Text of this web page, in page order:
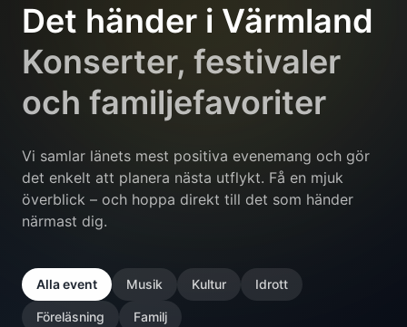
Det händer i Värmland
Konserter, festivaler
och familjefavoriter
Vi samlar länets mest positiva evenemang och gör
det enkelt att planera nästa utflykt. Få en mjuk
överblick – och hoppa direkt till det som händer
närmast dig.
Alla event Musik Kultur Idrott
Föreläsning Familj